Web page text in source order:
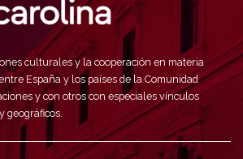
culturales y la cooperación en materia
España y los países de la Comunidad
y con otros con especiales vínculos
geográficos.